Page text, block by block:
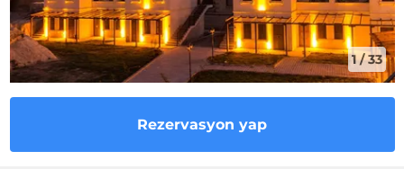
1/33
Rezervasyon yap